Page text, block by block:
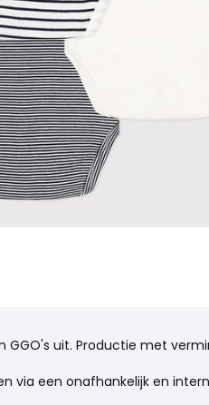
GGO's uit. Productie met
via een onafhankelijk en